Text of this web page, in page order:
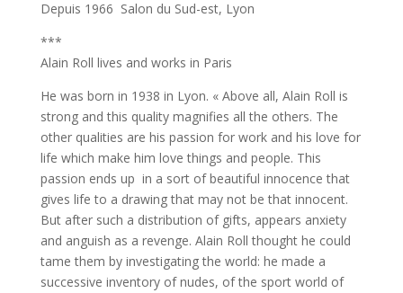
Depuis 1966 Salon du Sud-est, Lyon
***
Alain Roll lives and works in Paris
He was born in 1938 in Lyon. « Above all, Alain Roll is
strong and this quality magnifies all the others. The
other qualities are his passion for work and his love for
life which make him love things and people. This
passion ends up in a sort of beautiful innocence that
gives life to a drawing that may not be that innocent.
But after such a distribution of gifts, appears anxiety
and anguish as a revenge. Alain Roll thought he could
tame them by investigating the world: he made a
successive inventory of nudes, of the sport world of